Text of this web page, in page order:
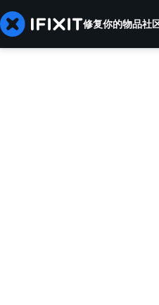
修复你的物品社